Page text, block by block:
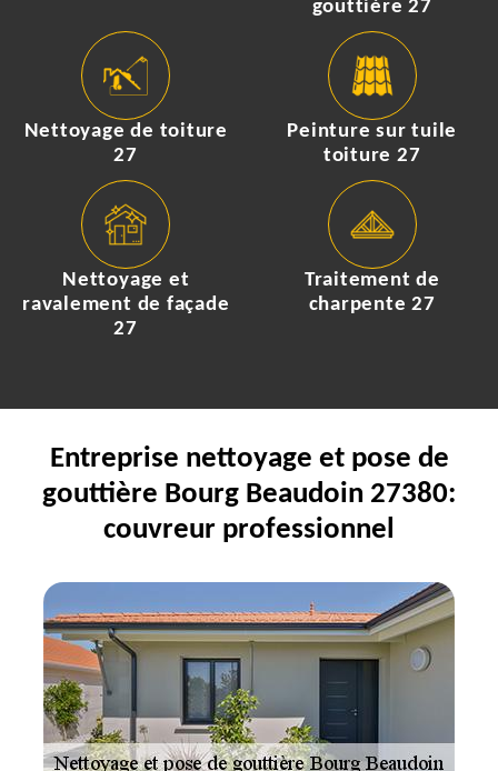
gouttière 27
Nettoyage de toiture
27
Peinture sur tuile
toiture 27
Nettoyage et
ravalement de façade
27
Traitement de
charpente 27
Entreprise nettoyage et pose de
gouttière Bourg Beaudoin 27380:
couvreur professionnel